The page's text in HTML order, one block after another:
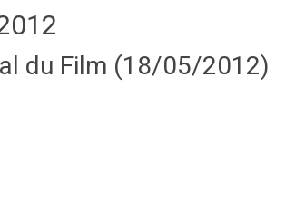
du Film (18/05/2012)